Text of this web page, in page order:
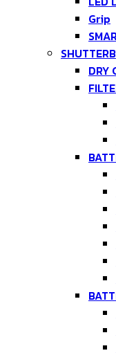
Grip
SHUTTERB
DRY